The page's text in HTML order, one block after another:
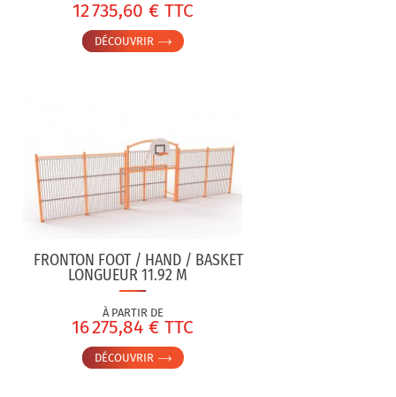
12 735,60 € TTC
DÉCOUVRIR
FRONTON FOOT / HAND / BASKET
LONGUEUR 11.92 M
À PARTIR DE
16 275,84 € TTC
DÉCOUVRIR